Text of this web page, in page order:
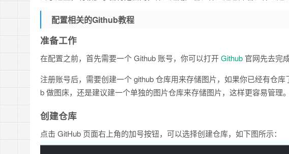
配置相关的Github教程
准备工作
在配置之前，首先需要一个 Github 账号，你可以打开Github 官网先去完
注册账号后，需要创建一个 github 仓库用来存储图片，如果你已经有仓
b 做图床，还是建议建一个单独的图片仓库来存储图片，这样更容易管理。
创建仓库
点击 GitHub 页面右上角的加号按钮，可以选择创建仓库，如下图所示：